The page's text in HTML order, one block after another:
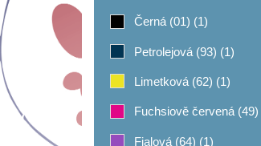
Černá (01) (1)
Petrolejová (93) (1)
Limetková (62) (1)
Fuchsiově červená (49)
Fialová (64) (1)